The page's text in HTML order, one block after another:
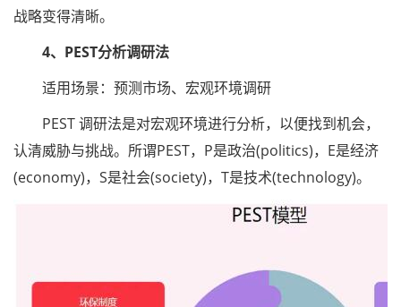
战略变得清晰。
4、PEST分析调研法
适用场景：预测市场、宏观环境调研
PEST 调研法是对宏观环境进行分析，以便找到机会，
认清威胁与挑战。所谓PEST，P是政治(politics)，E是经济
(economy)，S是社会(society)，T是技术(technology)。